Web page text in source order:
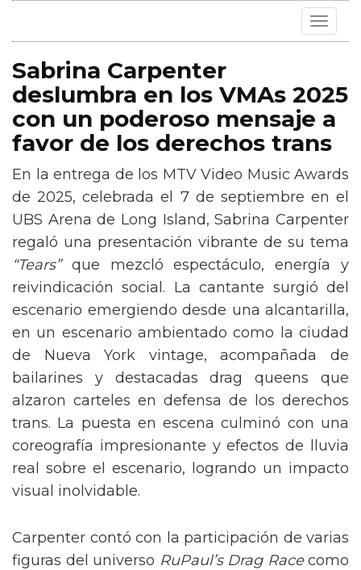
Toggle
Sabrina Carpenter
deslumbra en los VMAs 2025
con un poderoso mensaje a
favor de los derechos trans
En la entrega de los MTV Video Music Awards